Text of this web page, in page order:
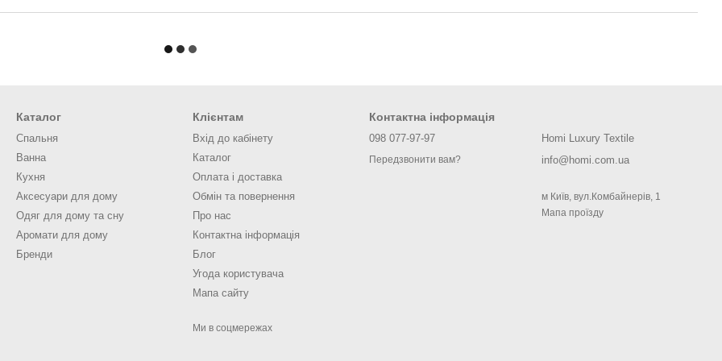
Каталог
Спальня
Ванна
Кухня
Аксесуари для дому
Одяг для дому та сну
Аромати для дому
Бренди
Клієнтам
Вхід до кабінету
Каталог
Оплата і доставка
Обмін та повернення
Про нас
Контактна інформація
Блог
Угода користувача
Мапа сайту
Ми в соцмережах
Контактна інформація
098 077-97-97
Передзвонити вам?
Homi Luxury Textile
info@homi.com.ua
м Київ, вул.Комбайнерів, 1
Мапа проїзду